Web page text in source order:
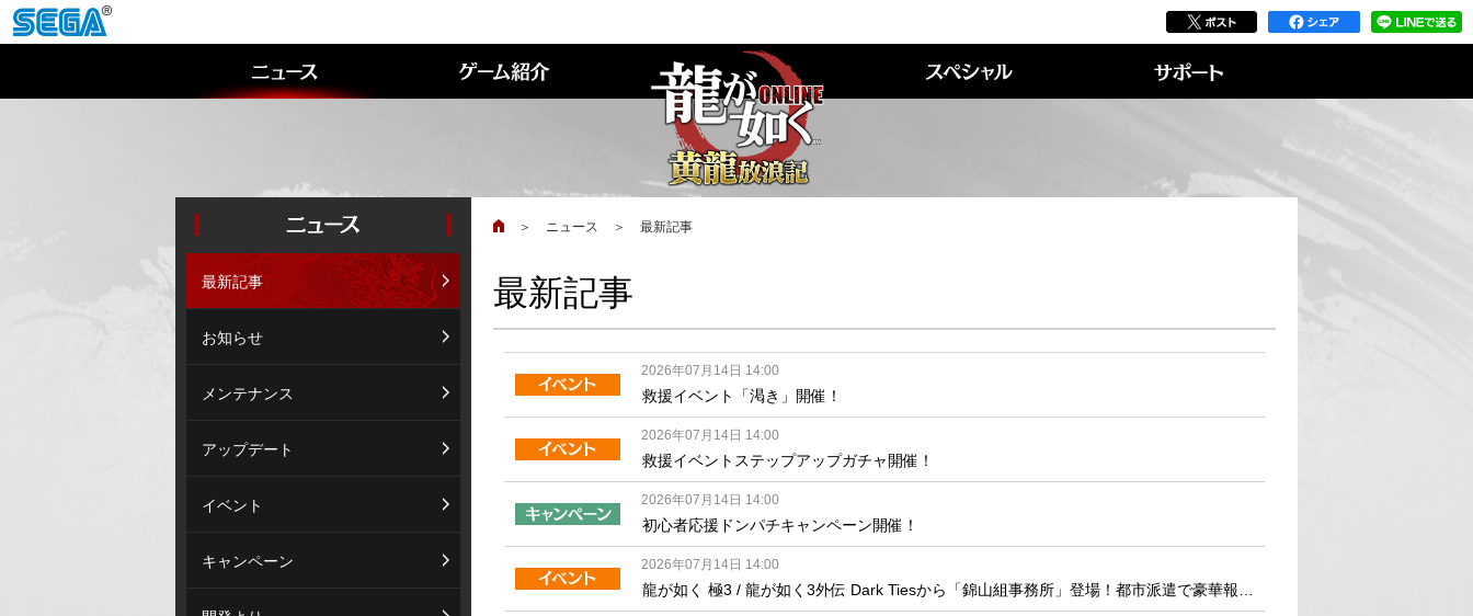
＞ ニュース ＞ 最新記事
最新記事
2026年07月14日 14:00
救援イベント「渇き」開催！
2026年07月14日 14:00
救援イベントステップアップガチャ開催！
2026年07月14日 14:00
初心者応援ドンパチキャンペーン開催！
2026年07月14日 14:00
最新記事
お知らせ
メンテナンス
アップデート
イベント
キャンペーン